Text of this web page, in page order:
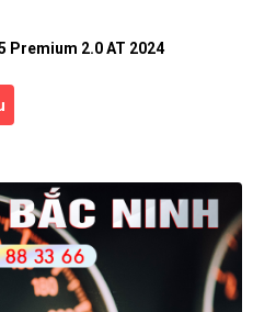
Premium 2.0 AT 2024